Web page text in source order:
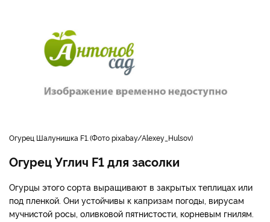
огурец Шалунишка F1. Фото pixabay/Alexey_Hulsov
Огурец Углич F1 для засолки
Огурцы этого сорта выращивают в закрытых теплицах или
под пленкой. Они устойчивы к капризам погоды, вирусам
мучнистой росы, оливковой пятнистости, корневым гнилям.